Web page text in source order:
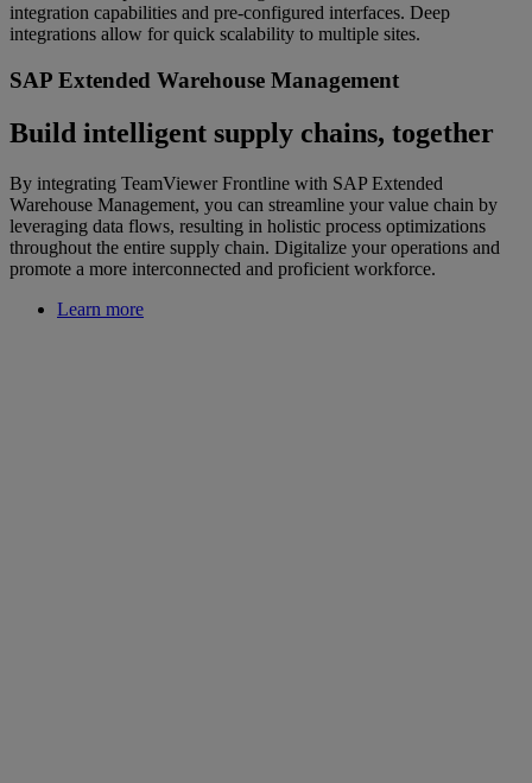
integration capabilities and pre-configured interfaces. Deep
integrations allow for quick scalability to multiple sites.
SAP Extended Warehouse Management
Build intelligent supply chains, together
By integrating TeamViewer Frontline with SAP Extended
Warehouse Management, you can streamline your value chain by
leveraging data flows, resulting in holistic process optimizations
throughout the entire supply chain. Digitalize your operations and
promote a more interconnected and proficient workforce.
Learn more